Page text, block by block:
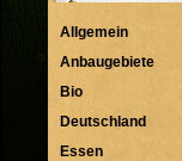
Allgemein
Anbaugebiete
Bio
Deutschland
Essen